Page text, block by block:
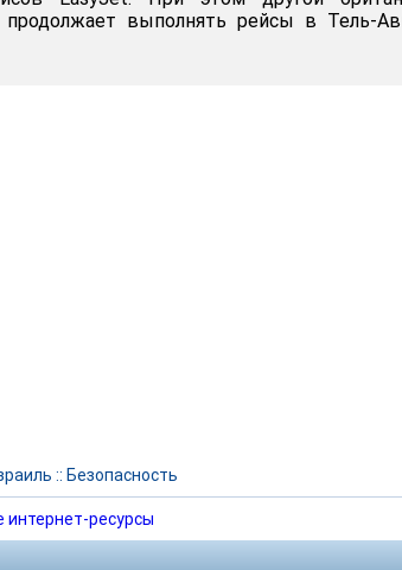
продолжает выполнять рейсы в Тель-
:: Безопасность
ресурсы